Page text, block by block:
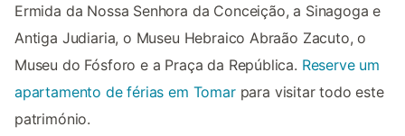
Ermida da Nossa Senhora da Conceição, a Sinagoga e
Antiga Judiaria, o Museu Hebraico Abraão Zacuto, o
Museu do Fósforo e a Praça da República. Reserve um
apartamento de férias em Tomarpara visitar todo este
património.